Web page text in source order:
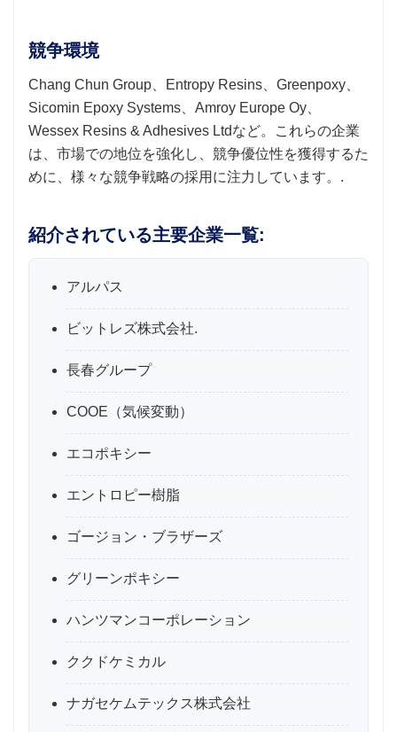
競争環境
Chang Chun Group、Entropy Resins、Greenpoxy、
Sicomin Epoxy Systems、Amroy Europe Oy、
Wessex Resins & Adhesives Ltdなど。これらの企業
は、市場での地位を強化し、競争優位性を獲得するた
めに、様々な競争戦略の採用に注力しています。.
紹介されている主要企業一覧:
アルパス
ビットレズ株式会社.
長春グループ
COOE（気候変動）
エコポキシー
エントロピー樹脂
ゴージョン・ブラザーズ
グリーンポキシー
ハンツマンコーポレーション
ククドケミカル
ナガセケムテックス株式会社